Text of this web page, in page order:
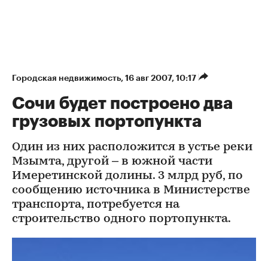
Городская недвижимость⁠, 16 авг 2007, 10:17
Сочи будет построено два
грузовых портопункта
Один из них расположится в устье реки
Мзымта, другой – в южной части
Имеретинской долины. 3 млрд руб, по
сообщению источника в Министерстве
транспорта, потребуется на
строительство одного портопункта.